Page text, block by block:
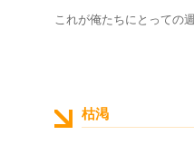
これが俺たちにとっての
枯渇